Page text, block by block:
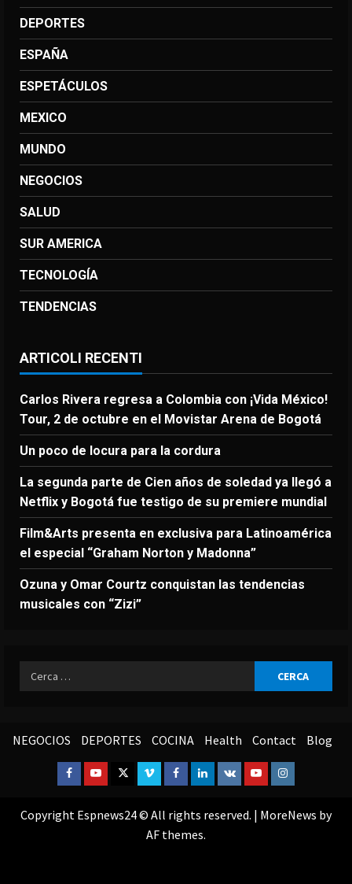
DEPORTES
ESPAÑA
ESPETÁCULOS
MEXICO
MUNDO
NEGOCIOS
SALUD
SUR AMERICA
TECNOLOGÍA
TENDENCIAS
ARTICOLI RECENTI
Carlos Rivera regresa a Colombia con ¡Vida México!
Tour, 2 de octubre en el Movistar Arena de Bogotá
Un poco de locura para la cordura
La segunda parte de Cien años de soledad ya llegó a
Netflix y Bogotá fue testigo de su premiere mundial
Film&Arts presenta en exclusiva para Latinoamérica
el especial “Graham Norton y Madonna”
Ozuna y Omar Courtz conquistan las tendencias
musicales con “Zizi”
Ricerca
per:
NEGOCIOS DEPORTES COCINA Health Contact Blog
Facebook
YoutubeTwitterVimeoFacebook
Linkedin
VK YoutubeInstagram
Copyright Espnews24 © All rights reserved. | MoreNews by
AF themes.